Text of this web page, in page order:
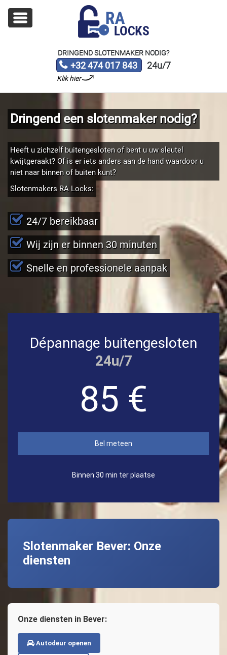
DRINGEND SLOTENMAKER NODIG?
+32 474 017 843
Klik hier
24u/7
Dringend een slotenmaker nodig?
Heeft u zichzelf buitengesloten of bent u uw sleutel
kwijtgeraakt? Of is er iets anders aan de hand waardoor u
niet naar binnen of buiten kunt?
Slotenmakers RA Locks:
24/7 bereikbaar
Wij zijn er binnen 30 minuten
Snelle en professionele aanpak
Dépannage buitengesloten
24u/7
85 €
Bel meteen
Binnen 30 min ter plaatse
Slotenmaker Bever: Onze
diensten
Onze diensten in Bever:
Autodeur openen